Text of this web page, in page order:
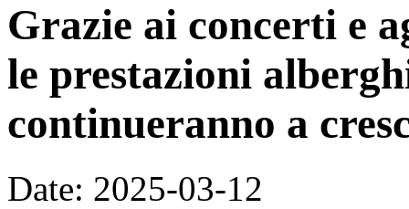
Grazie ai concerti e
le prestazioni
continueranno a
Date: 2025-03-12